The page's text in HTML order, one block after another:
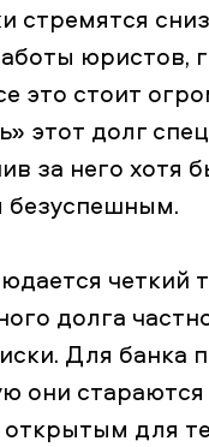
стремятся
юристов,
это стоит
этот долг
за него
безуспешным.
четкий
долга
Для банка
они
открытым для